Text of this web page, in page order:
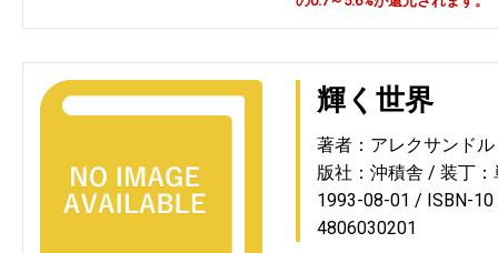
輝く世界
著者：アレクサンド
版社：沖積舎
装丁
1993-08-01
ISBN-
4806030201